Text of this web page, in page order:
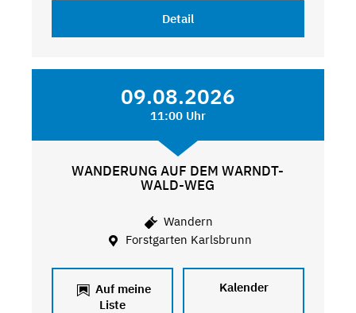
Detail
09.08.2026
11:00 Uhr
WANDERUNG AUF DEM WARNDT-
WALD-WEG
Wandern
Forstgarten Karlsbrunn
Auf meine
Liste
Kalender